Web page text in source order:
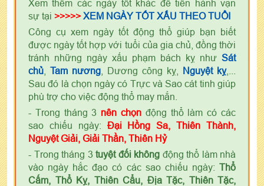
Xem thêm các ngày tốt khác để tiến hành vạn
sự tại >>>>> XEM NGÀY TỐT XẤU THEO TUỔI
Công cụ xem ngày tốt động thổ giúp bạn biết
được ngày tốt hợp với tuổi của gia chủ, đồng thời
tránh những ngày xấu phạm bách kỵ như Sát
chủ
Tam nương , Dương công kỵ, Nguyệt kỵ,...
Sau đó là chọn ngày có Trực và Sao cát tinh giúp
phù trợ cho việc động thổ may mắn.
- Trong tháng 3 nên chọn động thổ làm có các
sao chiếu ngày: Đại Hồng Sa, Thiên Thành,
Nguyệt Giải, Giải Thần, Thiên Hỷ
- Trong tháng 3 tuyệt đối không động thổ làm nhà
vào ngày hắc đạo có các sao chiếu ngày: Thổ
Cấm, Thổ Kỵ, Thiên Cẩu, Địa Tặc, Thiên Tặc,